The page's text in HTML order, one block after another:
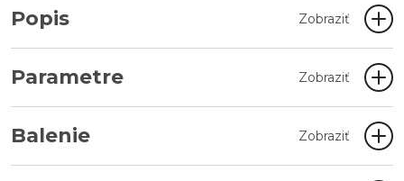
Popis Zobraziť
Parametre Zobraziť
Balenie Zobraziť